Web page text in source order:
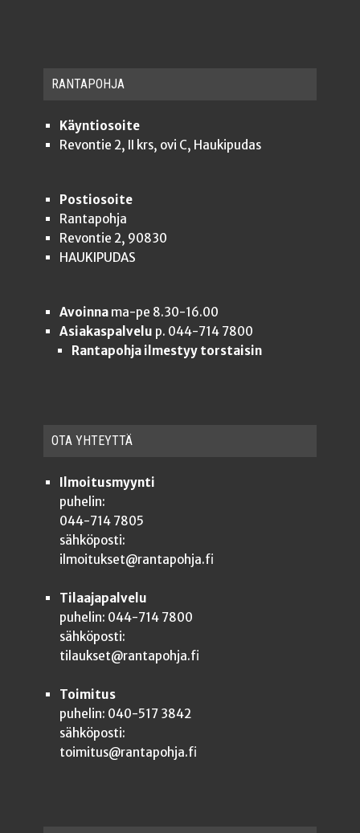
RAN­TA­POH­JA
Käyntiosoite
Revontie 2, II krs, ovi C, Haukipudas
Postiosoite
Rantapohja
Revontie 2, 90830
HAUKIPUDAS
Avoinnama-pe 8.30-16.00
Asiakaspalvelu p. 044-714 7800
Rantapohja ilmestyy torstaisin
OTA YHTEYT­TÄ
Ilmoitusmyynti
puhelin:
044-714 7805
sähköposti:
ilmoitukset@rantapohja.fi
Tilaajapalvelu
puhelin: 044-714 7800
sähköposti:
tilaukset@rantapohja.fi
Toimitus
puhelin: 040-517 3842
sähköposti:
toimitus@rantapohja.fi